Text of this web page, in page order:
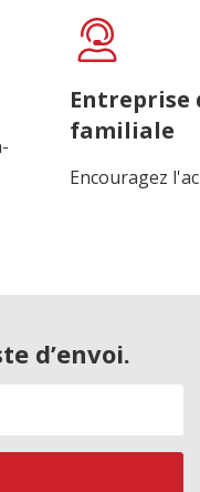
Entreprise
familiale
Encouragez
d’envoi.